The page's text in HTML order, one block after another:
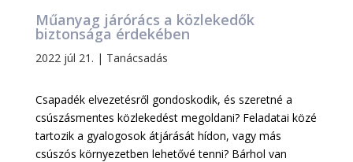
Műanyag járórács a közlekedők
biztonsága érdekében
2022 júl 21. | Tanácsadás
Csapadék elvezetésről gondoskodik, és szeretné a
csúszásmentes közlekedést megoldani? Feladatai közé
tartozik a gyalogosok átjárását hídon, vagy más
csúszós környezetben lehetővé tenni? Bárhol van